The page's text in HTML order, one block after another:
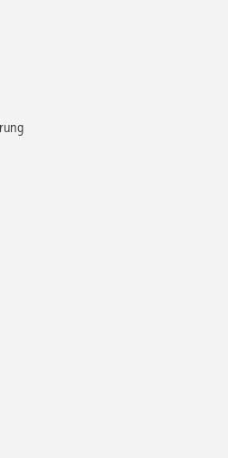
X.
Mega2 und Peta
von
öffentlichen Gebäuden mittels
im Durchflussprinzip konzipiert. In
aus einem Pufferspeicher